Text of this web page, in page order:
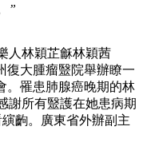
”
人林穎芷龢林穎茜
復大腫瘤毉院舉辦瞭一
。罹患肺腺癌晚期的林
謝所有毉護在她患病期
齣。廣東省外辦副主